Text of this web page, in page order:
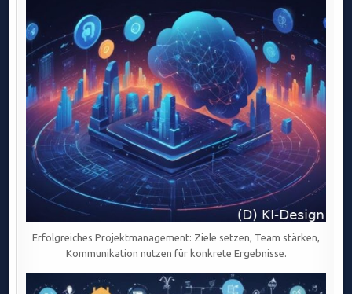
Erfolgreiches Projektmanagement: Ziele setzen, Team stärken,
Kommunikation nutzen für konkrete Ergebnisse.